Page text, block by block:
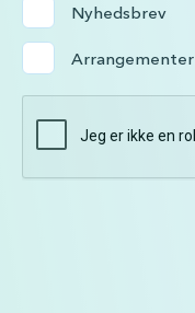
Nyhedsbrev
Arrangementer